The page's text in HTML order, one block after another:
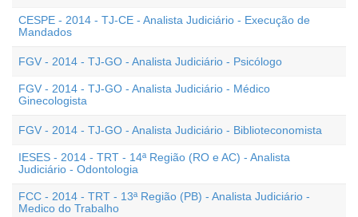
CESPE - 2014 - TJ-CE - Analista Judiciário - Execução de
Mandados
FGV - 2014 - TJ-GO - Analista Judiciário - Psicólogo
FGV - 2014 - TJ-GO - Analista Judiciário - Médico
Ginecologista
FGV - 2014 - TJ-GO - Analista Judiciário - Biblioteconomista
IESES - 2014 - TRT - 14ª Região (RO e AC) - Analista
Judiciário - Odontologia
FCC - 2014 - TRT - 13ª Região (PB) - Analista Judiciário -
Medico do Trabalho